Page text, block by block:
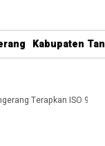
Kabupaten
Terapkan ISO